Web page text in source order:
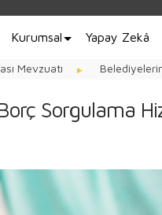
Kurumsal Yapay Zekâ
Mevzuatı
Sorgulama